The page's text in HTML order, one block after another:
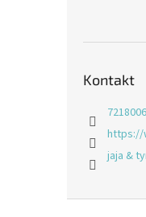
Kontakt
https://
jaja &